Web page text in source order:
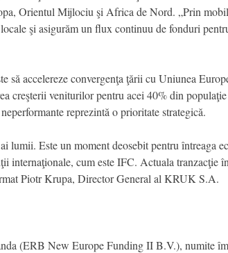
Orientul Mijlociu şi Africa de Nord. „Prin
şi asigurăm un flux continuu de fonduri
accelereze convergenţa ţării cu Uniunea
creşterii veniturilor pentru acei 40% din
reprezintă o prioritate strategică.
Este un moment deosebit pentru întreaga
internaţionale, cum este IFC. Actuala tranzacţie
Piotr Krupa, Director General al KRUK S.A.
(ERB New Europe Funding II B.V.), numite